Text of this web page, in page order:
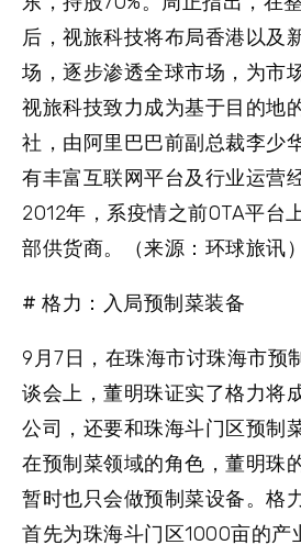
后，视旅科技将布局香港以及
场，逐步渗透全球市场，为市
视旅科技致力成为基于目的地
社，由阿里巴巴前副总裁李少
有丰富互联网平台及行业运营
2012年，系疫情之前OTA平台
部供货商。（来源：环球旅讯）
# 格力：入局预制菜装备
9月7日，在珠海市讨珠海市预
谈会上，董明珠证实了格力将
公司，还要和珠海斗门区预制
在预制菜领域的角色，董明珠
暂时也只会做预制菜设备。格
首先为珠海斗门区1000亩的产